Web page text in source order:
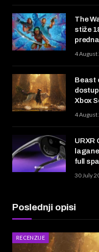
The
stiže
4 August
Beast
Xbox
4 August
URXR
full
30 July
Poslednji opisi
RECENZIJE